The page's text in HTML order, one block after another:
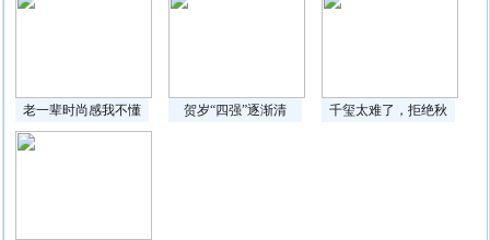
老一辈时尚感我不懂 贺岁“四强”逐渐清 千玺太难了，拒绝秋